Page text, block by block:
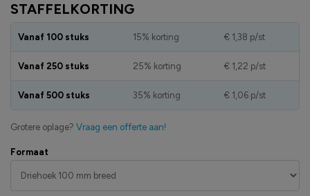
Formaat
STAFFELKORTING
Vanaf 100 stuks 15% korting € 1,38 p/st
Vanaf 250 stuks 25% korting € 1,22 p/st
Vanaf 500 stuks 35% korting € 1,06p/st
Grotere oplage? Vraag een offerte aan!